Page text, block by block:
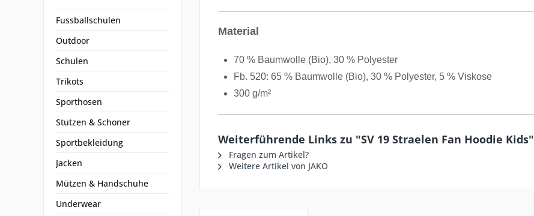
Fussballschulen
Outdoor
Schulen
Trikots
Sporthosen
Stutzen & Schoner
Sportbekleidung
Jacken
Mützen & Handschuhe
Underwear
Material
70 % Baumwolle (Bio), 30 % Polyester
Fb. 520: 65 % Baumwolle (Bio), 30 % Polyester, 5 % Viskose
300 g/m²
Weiterführende Links zu "SV 19 Straelen Fan Hoodie Kids"
Fragen zum Artikel?
Weitere Artikel von JAKO